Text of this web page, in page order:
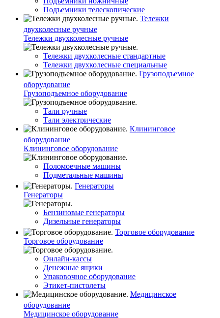
Подъемники телескопические
Тележки
двухколесные ручные
Тележки двухколесные ручные
Тележки двухколесные стандартные
Тележки двухколесные специальные
Грузоподъемное
оборудование
Грузоподъемное оборудование
Тали ручные
Тали электрические
Клининговое
оборудование
Клининговое оборудование
Поломоечные машины
Подметальные машины
Генераторы
Генераторы
Бензиновые генераторы
Дизельные генераторы
Торговое оборудование
Торговое оборудование
Онлайн-кассы
Денежные ящики
Упаковочное оборудование
Этикет-пистолеты
Медицинское
оборудование
Медицинское оборудование